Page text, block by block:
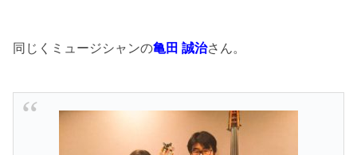
同じくミュージシャンの亀田 誠治さん。